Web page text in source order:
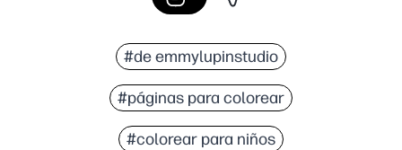
#de emmylupinstudio
#páginas para colorear
#colorear para niños